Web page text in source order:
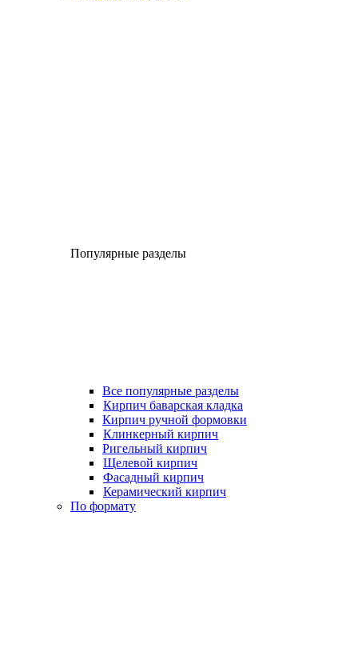
Популярные разделы
Все популярные разделы
Кирпич баварская кладка
Кирпич ручной формовки
Клинкерный кирпич
Ригельный кирпич
Щелевой кирпич
Фасадный кирпич
Керамический кирпич
По формату